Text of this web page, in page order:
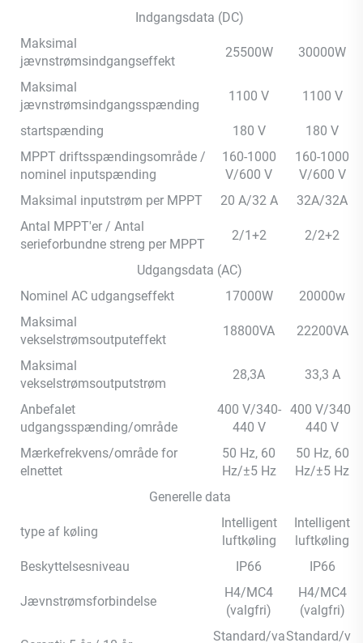
Indgangsdata (DC)
Maksimal
jævnstrømsindgangseffekt
25500W 30000W
Maksimal
jævnstrømsindgangsspænding
1100 V 1100 V
startspænding 180 V
180 V
MPPT driftsspændingsområde /
nominel inputspænding
160-1000
V/600 V
160-1000
V/600 V
Maksimal inputstrøm per MPPT
20 A/32 A
32A/32A
Antal MPPT'er / Antal
serieforbundne streng per MPPT
2/1+2 2/2+2
Udgangsdata (AC)
Nominel AC udgangseffekt
17000W
20000w
Maksimal
vekselstrømsoutputeffekt
18800VA 22200VA
Maksimal
vekselstrømsoutputstrøm
28,3A 33,3 A
Anbefalet
udgangsspænding/område
400 V/340-
440 V
400 V/340-
440 V
Mærkefrekvens/område for
elnettet
50 Hz, 60
Hz/±5 Hz
50 Hz, 60
Hz/±5 Hz
Generelle data
type af køling
Intelligent
luftkøling
Intelligent
luftkøling
Beskyttelsesniveau
IP66 IP66
Jævnstrømsforbindelse
H4/MC4
(valgfri)
H4/MC4
(valgfri)
Standard/vaStandard/va